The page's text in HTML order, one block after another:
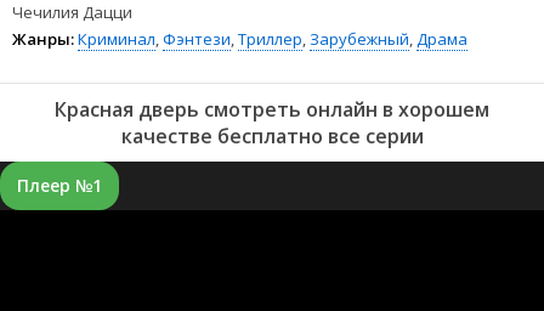
Чечилия Дацци
Жанры:Криминал,Фэнтези,Триллер, Зарубежный,Драма
Красная дверь смотреть онлайн в хорошем
качестве бесплатно все серии
Плеер №1